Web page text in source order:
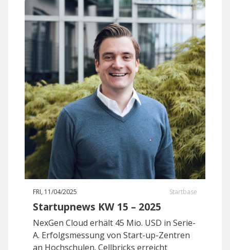
FRI, 11/04/2025 Startbase
Startupnews KW 15 – 2025
NexGen Cloud erhält 45 Mio. USD in Serie-
A. Erfolgsmessung von Start-up-Zentren
an Hochschulen. Cellbricks erreicht